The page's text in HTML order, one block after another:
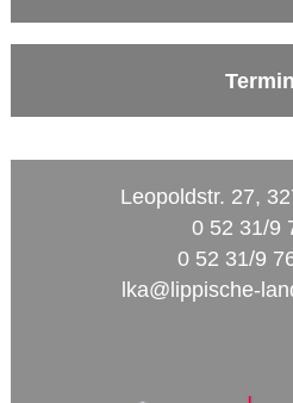
Leopoldstr. 27,
0 52 31/9
0 52 31/9
lka@lippische-